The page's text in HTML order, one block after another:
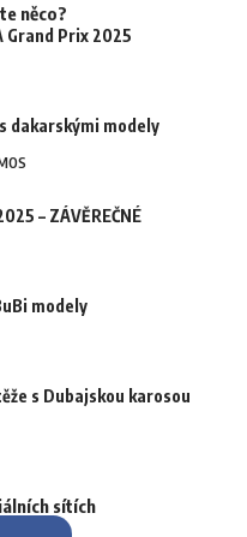
něco?
Grand Prix 2025
dakarskými modely
– ZÁVĚREČNÉ
modely
s Dubajskou karosou
sítích